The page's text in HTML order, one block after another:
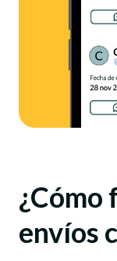
¿Cómo
envíos